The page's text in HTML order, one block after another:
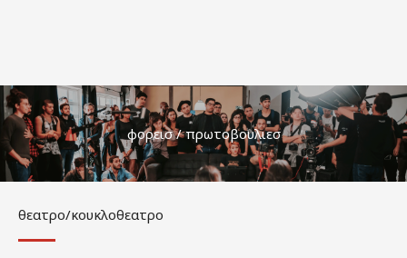
φορεισ / πρωτοβουλιεσ
θεατρο/κουκλοθεατρο